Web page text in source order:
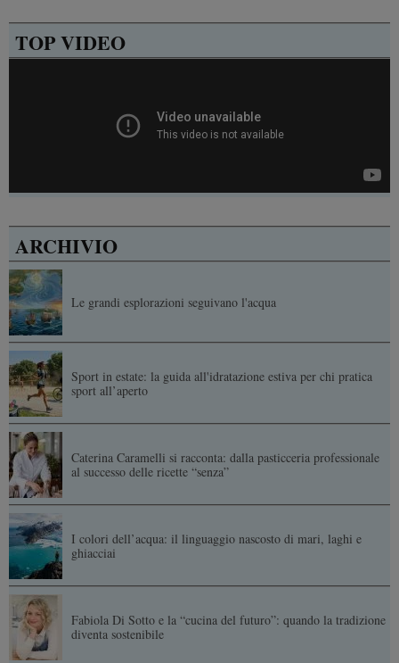
TOP VIDEO
ARCHIVIO
Le grandi esplorazioni seguivano l'acqua
Sport in estate: la guida all'idratazione estiva per chi pratica
sport all’aperto
Caterina Caramelli si racconta: dalla pasticceria professionale
al successo delle ricette “senza”
I colori dell’acqua: il linguaggio nascosto di mari, laghi e
ghiacciai
Fabiola Di Sotto e la “cucina del futuro”: quando la tradizione
diventa sostenibile